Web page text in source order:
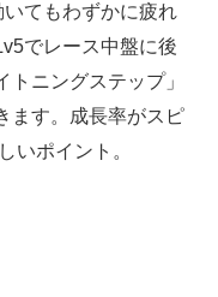
てもわずかに疲れ
でレース中盤に後
ニングステップ」
ます。成長率がスピ
いポイント。